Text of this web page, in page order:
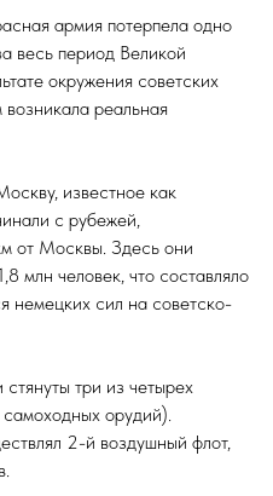
армия потерпела одно
весь период Великой
окружения советских
реальная
известное как
с рубежей,
от Москвы. Здесь они
млн человек, что составляло
немецких сил на советско-
три из четырех
орудий).
2-й воздушный флот,